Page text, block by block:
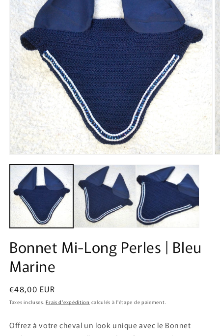
le
média
dans
une
fenêtre
modale
Bonnet Mi-Long Perles | Bleu
Marine
Prix
habituel
€48,00 EUR
Taxes incluses.Frais d'expédition calculés à l'étape de paiement.
Offrez à votre cheval un look unique avec le Bonnet